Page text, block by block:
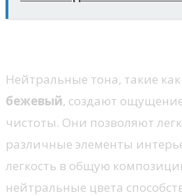
Нейтральные тона, такие как
бежевый, создают
чистоты. Они позволяют
различные элементы
легкость в общую
нейтральные цвета